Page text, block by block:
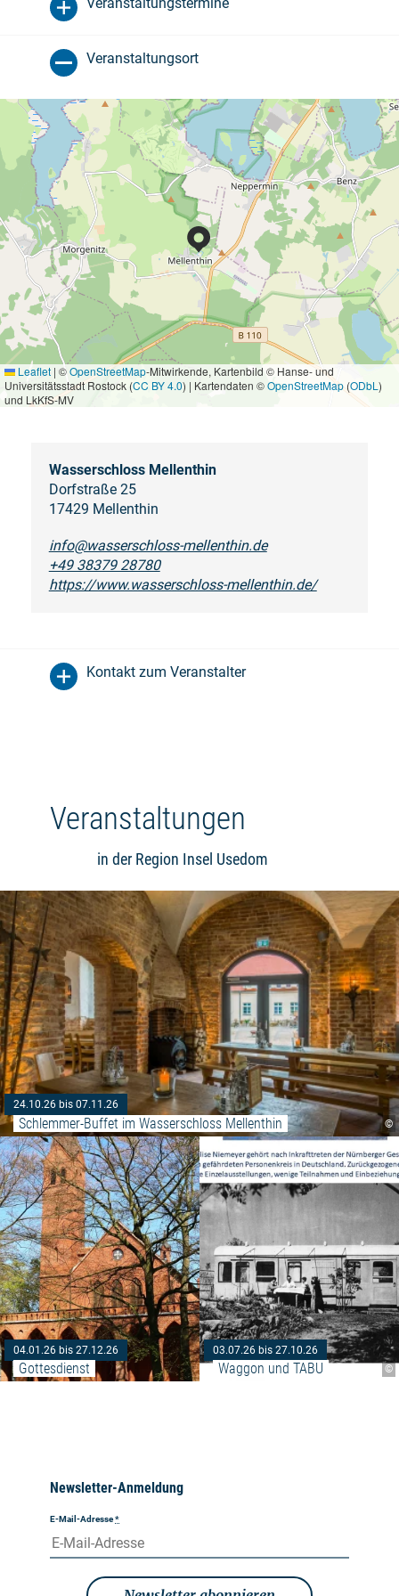
Veranstaltungsort
Leaflet | ©OpenStreetMap-Mitwirkende, Kartenbild © Hanse- und
Universitätsstadt Rostock (CC BY 4.0) | Kartendaten ©OpenStreetMap (ODbL )
und LkKfS-MV
Wasserschloss Mellenthin
Dorfstraße 25
17429 Mellenthin
info@wasserschloss-mellenthin.de
+49 38379 28780
https://www.wasserschloss-mellenthin.de/
Kontakt zum Veranstalter
Veranstaltungen
in der Region Insel Usedom
©
24.10.26 bis 07.11.26
Schlemmer-Buffet im Wasserschloss Mellenthin
04.01.26 bis 27.12.26
Gottesdienst
Weiterlesen: "Gottesdienst"
©
03.07.26 bis 27.10.26
Waggon und TABU
Newsletter-Anmeldung
E-Mail-Adresse*